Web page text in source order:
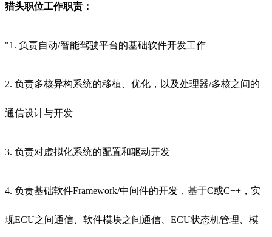
猎头职位工作职责：
"1. 负责自动/智能驾驶平台的基础软件开发工作
2. 负责多核异构系统的移植、优化，以及处理器/多核之间的
通信设计与开发
3. 负责对虚拟化系统的配置和驱动开发
4. 负责基础软件Framework/中间件的开发，基于C或C++，实
现ECU之间通信、软件模块之间通信、ECU状态机管理、模